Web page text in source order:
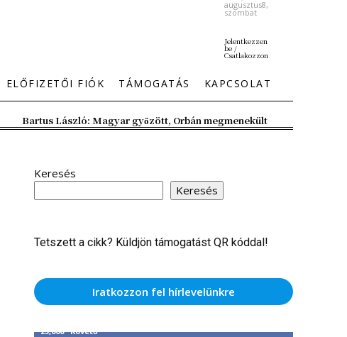
augusztus8,
szombat
Jelentkezzen
be /
Csatlakozzon
ELŐFIZETŐI FIÓK TÁMOGATÁS KAPCSOLAT
Bartus László: Magyar győzött, Orbán megmenekült
Keresés
Keresés
Tetszett a cikk? Küldjön támogatást QR kóddal!
Iratkozzon fel hírlevelünkre
25,000 Követő